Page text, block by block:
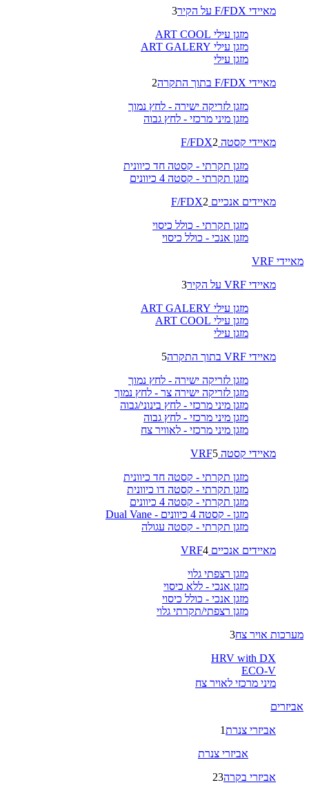
מאיידי F/FDX על הקיר
3
מזגן עילי ART COOL
מזגן עילי ART GALERY
מזגן עילי
מאיידי F/FDX בתוך התקרה
2
מזגן לזריקה ישירה - לחץ נמוך
מזגן מיני מרכזי - לחץ גבוה
מאיידי קסטה F/FDX 2
מזגן תקרתי - קסטה חד כיוונית
מזגן תקרתי - קסטה 4 כיוונים
מאיידים אנכיים F/FDX 2
מזגן תקרתי - כולל כיסוי
מזגן אנכי - כולל כיסוי
מאיידי VRF
מאיידי VRF על הקיר
3
מזגן עילי ART GALERY
מזגן עילי ART COOL
מזגן עילי
מאיידי VRF בתוך התקרה
5
מזגן לזריקה ישירה - לחץ נמוך
מזגן לזריקה ישירה צר - לחץ נמוך
מזגן מיני מרכזי - לחץ בינוני/גבוה
מזגן מיני מרכזי - לחץ גבוה
מזגן מיני מרכזי - לאוויר צח
מאיידי קסטה VRF 5
מזגן תקרתי - קסטה חד כיוונית
מזגן תקרתי - קסטה דו כיוונית
מזגן תקרתי - קסטה 4 כיוונים
מזגן - קסטה 4 כיוונים - Dual Vane
מזגן תקרתי - קסטה עגולה
מאיידים אנכיים VRF 4
מזגן רצפתי גלוי
מזגן אנכי - ללא כיסוי
מזגן אנכי - כולל כיסוי
מזגן רצפתי/תקרתי גלוי
מערכות אויר צח3
HRV with DX
ECO-V
מיני מרכזי לאויר צח
אביזרים
אביזרי צנרת1
אביזרי צנרת
אביזרי בקרה23